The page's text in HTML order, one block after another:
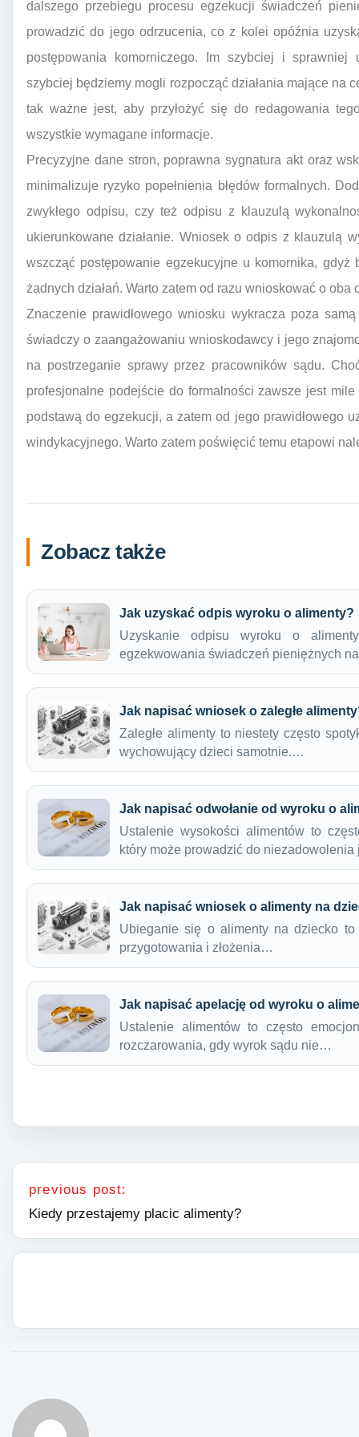
dalszego przebiegu procesu egzekucji świadczeń
prowadzić do jego odrzucenia, co z kolei opóźnia
postępowania komorniczego. Im szybciej i sprawniej
szybciej będziemy mogli rozpocząć działania mające na
tak ważne jest, aby przyłożyć się do redagowania
wszystkie wymagane informacje.
Precyzyjne dane stron, poprawna sygnatura akt oraz
minimalizuje ryzyko popełnienia błędów formalnych.
zwykłego odpisu, czy też odpisu z klauzulą
ukierunkowane działanie. Wniosek o odpis z klauzulą
wszcząć postępowanie egzekucyjne u komornika,
żadnych działań. Warto zatem od razu wnioskować o
Znaczenie prawidłowego wniosku wykracza poza
świadczy o zaangażowaniu wnioskodawcy i jego
na postrzeganie sprawy przez pracowników sądu.
profesjonalne podejście do formalności zawsze jest
podstawą do egzekucji, a zatem od jego prawidłowego
windykacyjnego. Warto zatem poświęcić temu etapowi
Zobacz także
Jak uzyskać odpis wyroku o alimenty?
Uzyskanie odpisu wyroku o
egzekwowania świadczeń pieniężnych
Jak napisać wniosek o zaległe
Zaległe alimenty to niestety często
wychowujący dzieci samotnie.…
Jak napisać odwołanie od wyroku o
Ustalenie wysokości alimentów to
który może prowadzić do
Jak napisać wniosek o alimenty na
Ubieganie się o alimenty na dziecko
przygotowania i złożenia…
Jak napisać apelację od wyroku o
Ustalenie alimentów to często
rozczarowania, gdy wyrok sądu nie…
Nawigacja wpisu
previous post:
Kiedy przestajemy placic alimenty?